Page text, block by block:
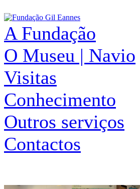
A Fundação
O Museu | Navio
Visitas
Conhecimento
Outros serviços
Contactos